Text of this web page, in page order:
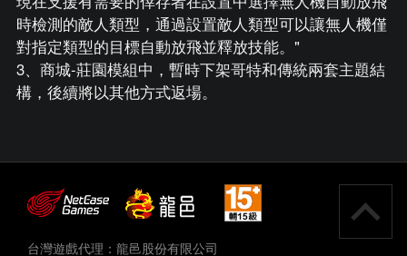
時檢測的敵人類型，通過設置敵人類型可以讓無人機僅
對指定類型的目標自動放飛並釋放技能。"
3、商城-莊園模組中，暫時下架哥特和傳統兩套主題結
構，後續將以其他方式返場。
台灣遊戲代理：龍邑股份有限公司